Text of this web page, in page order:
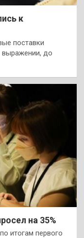
к
поставки
выражении, до
на 35%
итогам первого